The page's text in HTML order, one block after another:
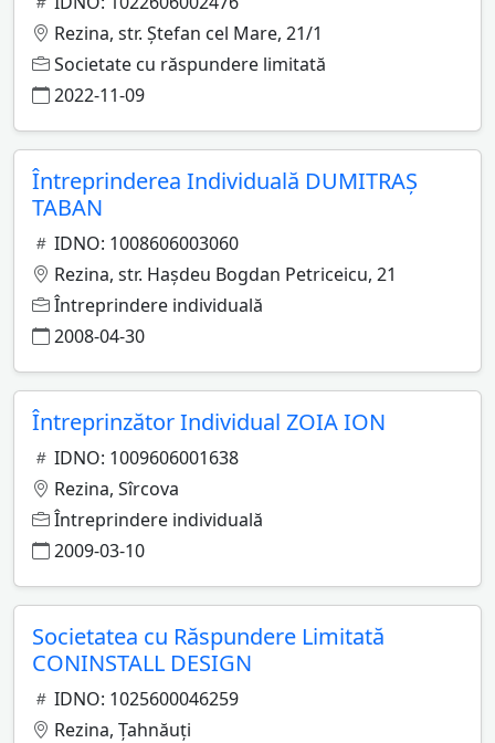
Rezina, str. Ştefan cel Mare, 21/1
Societate cu răspundere limitată
2022-11-09
Întreprinderea Individuală DUMITRAŞ
TABAN
IDNO: 1008606003060
Rezina, str. Haşdeu Bogdan Petriceicu, 21
Întreprindere individuală
2008-04-30
Întreprinzător Individual ZOIA ION
IDNO: 1009606001638
Rezina, Sîrcova
Întreprindere individuală
2009-03-10
Societatea cu Răspundere Limitată
CONINSTALL DESIGN
IDNO: 1025600046259
Rezina, Ţahnăuţi